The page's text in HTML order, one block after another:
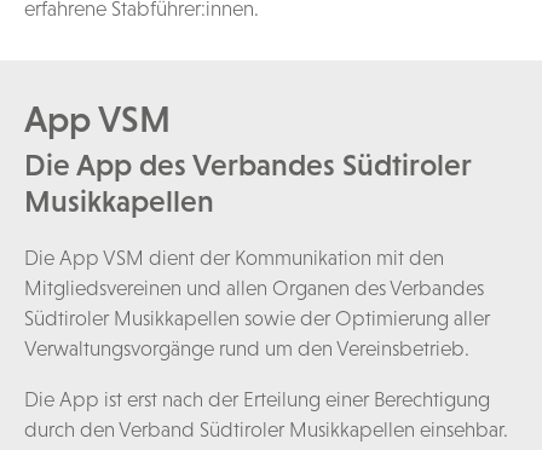
erfahrene Stabführer:innen.
App VSM
Die App des Verbandes Südtiroler
Musikkapellen
Die App VSM dient der Kommunikation mit den
Mitgliedsvereinen und allen Organen des Verbandes
Südtiroler Musikkapellen sowie der Optimierung aller
Verwaltungsvorgänge rund um den Vereinsbetrieb.
Die App ist erst nach der Erteilung einer Berechtigung
durch den Verband Südtiroler Musikkapellen einsehbar.